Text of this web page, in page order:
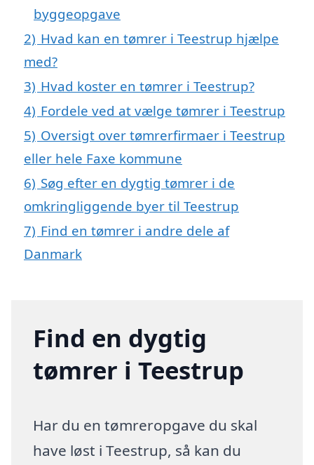
byggeopgave
2) Hvad kan en tømrer i Teestrup hjælpe
med?
3) Hvad koster en tømrer i Teestrup?
4) Fordele ved at vælge tømrer i Teestrup
5) Oversigt over tømrerfirmaer i Teestrup
eller hele Faxe kommune
6) Søg efter en dygtig tømrer i de
omkringliggende byer til Teestrup
7) Find en tømrer i andre dele af
Danmark
Find en dygtig
tømrer i Teestrup
Har du en tømreropgave du skal
have løst i Teestrup, så kan du